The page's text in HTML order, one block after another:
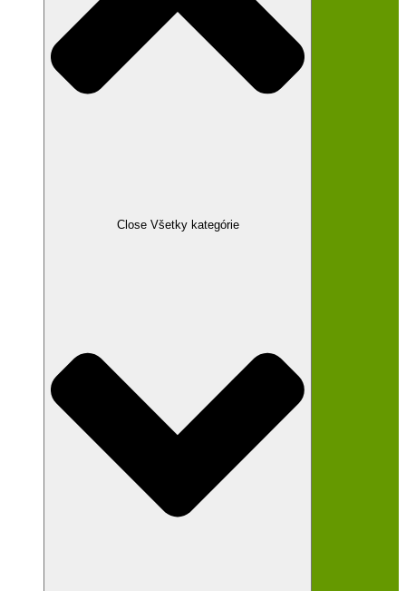
Close Všetky kategórie